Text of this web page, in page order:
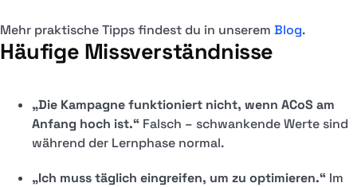
Mehr praktische Tipps findest du in unserem Blog.
Häufige Missverständnisse
„Die Kampagne funktioniert nicht, wenn ACoS am
Anfang hoch ist.“ Falsch – schwankende Werte sind
während der Lernphase normal.
„Ich muss täglich eingreifen, um zu optimieren.“ Im